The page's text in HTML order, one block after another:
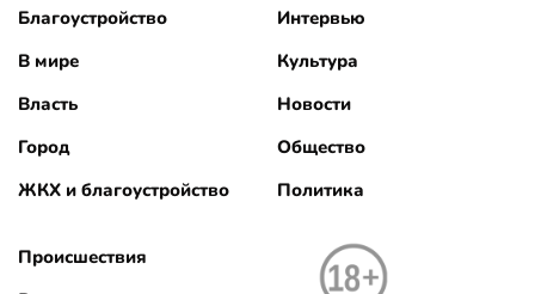
Благоустройство
В мире
Власть
Город
ЖКХ и благоустройство
Интервью
Культура
Новости
Общество
Политика
Происшествия